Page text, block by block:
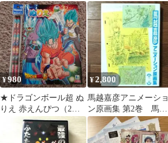
のルフィ】CE-C01
ット
¥980
★ドラゴンボール超 ぬ
りえ 赤えんぴつ（2本
入） 2点セット★
¥2,800
馬越嘉彦アニメーショ
ン原画集 第2巻 馬越
嘉彦 / 僕のヒーローア
カデミア 蟲師